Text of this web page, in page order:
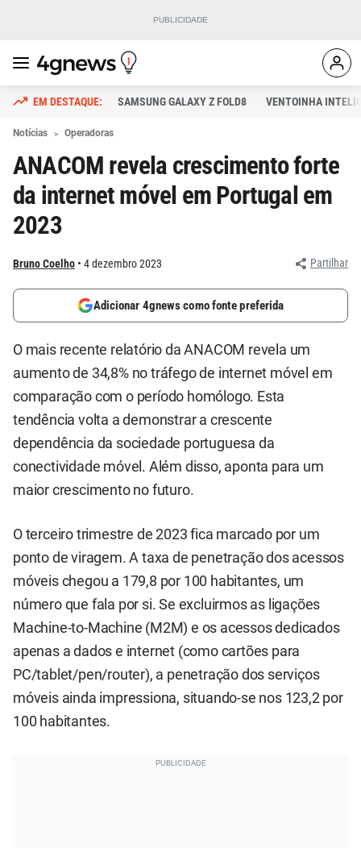
SAMSUNG GALAXY Z FOLD8 VENTOINHA
Notícias Operadoras
ANACOM revela crescimento forte
da internet móvel em Portugal em
2023
Bruno Coelho 4 dezembro 2023 Partilhar
Adicionar 4gnews como fonte preferida
O mais recente relatório da ANACOM revela um
aumento de 34,8% no tráfego de internet móvel em
comparação com o período homólogo. Esta
tendência volta a demonstrar a crescente
dependência da sociedade portuguesa da
conectividade móvel. Além disso, aponta para um
maior crescimento no futuro.
O terceiro trimestre de 2023 fica marcado por um
ponto de viragem. A taxa de penetração dos acessos
móveis chegou a 179,8 por 100 habitantes, um
número que fala por si. Se excluirmos as ligações
Machine-to-Machine (M2M) e os acessos dedicados
apenas a dados e internet (como cartões para
PC/tablet/pen/router), a penetração dos serviços
móveis ainda impressiona, situando-se nos 123,2 por
100 habitantes.